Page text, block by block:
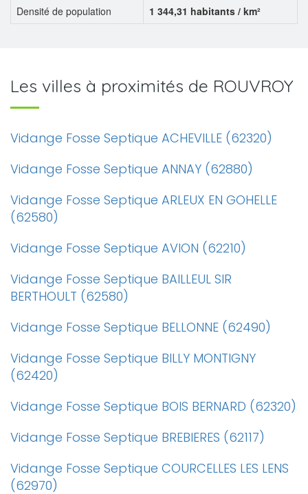
Densité de population
1 344,31 habitants / km²
Les villes à proximités de ROUVROY
Vidange Fosse Septique ACHEVILLE (62320)
Vidange Fosse Septique ANNAY (62880)
Vidange Fosse Septique ARLEUX EN GOHELLE
(62580)
Vidange Fosse Septique AVION (62210)
Vidange Fosse Septique BAILLEUL SIR
BERTHOULT (62580)
Vidange Fosse Septique BELLONNE (62490)
Vidange Fosse Septique BILLY MONTIGNY
(62420)
Vidange Fosse Septique BOIS BERNARD (62320)
Vidange Fosse Septique BREBIERES (62117)
Vidange Fosse Septique COURCELLES LES LENS
(62970)